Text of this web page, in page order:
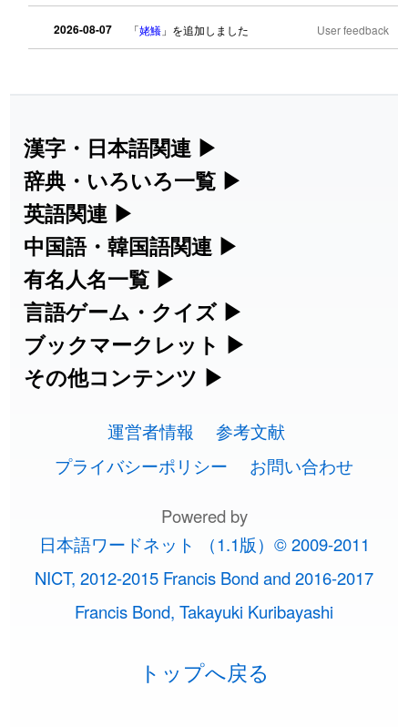
2026-08-07 「姥鱶 」を追加しました User feedback
2026-08-06 「 」のイメージを追加しました
2026-08-06 「 元旦」のイメージを追加しました
2026-08-06 「
2026-08-06
2026-08-06 胆石」のイメージを追加しました
2026-08-06 「下取」のイメージを追加しました
2026-08-06 「無性 」のイメージを追加しました
2026-08-06 「黃」のイメージを追加しました
2026-08-06 「 」のイメージを追加しました User feedback
」のイメージを追加しました
2026-08-06 「翌朝 」のイメージを追加しました User feedback
漢字・日本語関連 ▶
漢字の読み方検索、手書き入力、書き順
練習など、日本語学習に役立つツールを
集めています。
人名漢字辞典 - 読み方検索
手書き漢字入力
漢字の書き方・書き順 書き取り練習
ひらがなの書き方・書き順
カタカナの書き方・書き順
スラングの意味・語源・例文・英語・
類語・反対語辞書
日本語の言葉比較
辞典・いろいろ一覧 ▶
部首・画数別の漢字一覧、熟語辞典、地
名・駅名検索など、各種リファレンスツ
ールです。
部首画数別漢字一覧
常用漢字一覧
画数別なまえ漢字一覧
名前イメージイラスト一覧
イメージ・印象から漢字や熟語を探す
画数別名前・地名一覧
○○から始まる、○○で終わる言葉一覧
英語関連 ▶
カタカナ語・略語の意味検索、発音記
号、リスニング練習など英語学習ツール
です。
カタカナ語の意味・発音・類語辞典
英語の発音記号一覧
英単語リスニングテスト
英語の意味・発音の違い
略語の正式名称・意味・発音辞典
グ練習
中国語・韓国語関連 ▶
中国語のピンイン変換、韓国語の手書き
入力など、アジア言語学習ツールです。
手書き中国語入力 変換ツール
韓国語手書き入力
外国語翻訳ツール
有名人名一覧 ▶
海外セレブやスポーツ選手の名前の読み
方・発音を確認できます。
海外有名人の苗字・名前一覧と発音
プレミアリーグ選手名一覧
WEリーグ選手名一覧
東京オリンピック選手名一覧
東京パラリンピック選手名一覧
似ている有名人の名前検索
言語ゲーム・クイズ ▶
四字熟語パズルや漢字クイズなど、楽し
みながら学べるゲームです。
有名人名前読みクイズ（毎日更新）
四字熟語デイリー穴埋めクイズ（毎日
更新）
四字熟語パズルゲーム
漢字モンスターシューティング
ブックマークレット ▶
ブラウザに登録して、どのサイトからで
す。
漢字読み方検索ブックマークレット
英語・カタカナ語意味検索ブックマー
クレット
特殊文字・記号検索ブックマークレッ
その他コンテンツ ▶
その他の便利ツールです。
絵文字の意味と使い方
トレンドワード・イメージギャラリ
ー
手書き記号入力
特殊記号の読み方と意味
運営者情報
参考文献
プライバシーポリシー
お問い合わせ
Powered by
日本語ワードネット （1.1版）© 2009-2011
NICT, 2012-2015 Francis Bond and 2016-2017
Francis Bond, Takayuki Kuribayashi
トップへ戻る